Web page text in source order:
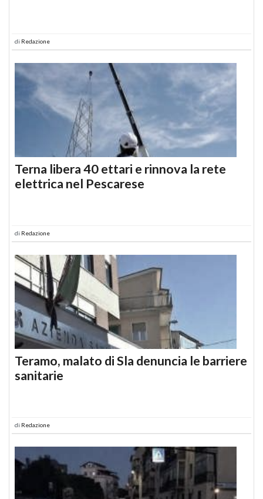
di Redazione
Terna libera 40 ettari e rinnova la rete
elettrica nel Pescarese
di Redazione
Teramo, malato di Sla denuncia le barriere
sanitarie
di Redazione